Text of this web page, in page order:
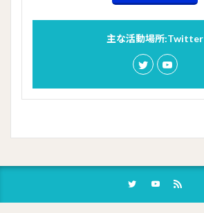
主な活動場所:Twitter